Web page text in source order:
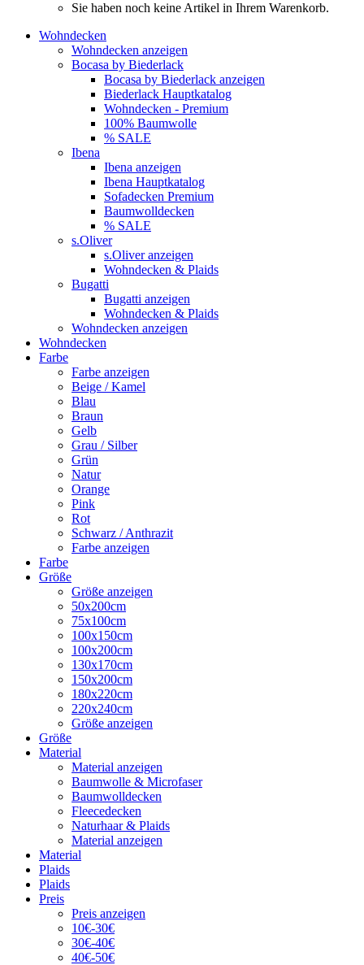
Sie haben noch keine Artikel in Ihrem Warenkorb.
Wohndecken
Wohndecken anzeigen
Bocasa by Biederlack
Bocasa by Biederlack anzeigen
Biederlack Hauptkatalog
Wohndecken - Premium
100% Baumwolle
% SALE
Ibena
Ibena anzeigen
Ibena Hauptkatalog
Sofadecken Premium
Baumwolldecken
% SALE
s.Oliver
s.Oliver anzeigen
Wohndecken & Plaids
Bugatti
Bugatti anzeigen
Wohndecken & Plaids
Wohndecken anzeigen
Wohndecken
Farbe
Farbe anzeigen
Beige / Kamel
Blau
Braun
Gelb
Grau / Silber
Grün
Natur
Orange
Pink
Rot
Schwarz / Anthrazit
Farbe anzeigen
Farbe
Größe
Größe anzeigen
50x200cm
75x100cm
100x150cm
100x200cm
130x170cm
150x200cm
180x220cm
220x240cm
Größe anzeigen
Größe
Material
Material anzeigen
Baumwolle & Microfaser
Baumwolldecken
Fleecedecken
Naturhaar & Plaids
Material anzeigen
Material
Plaids
Plaids
Preis
Preis anzeigen
10€-30€
30€-40€
40€-50€